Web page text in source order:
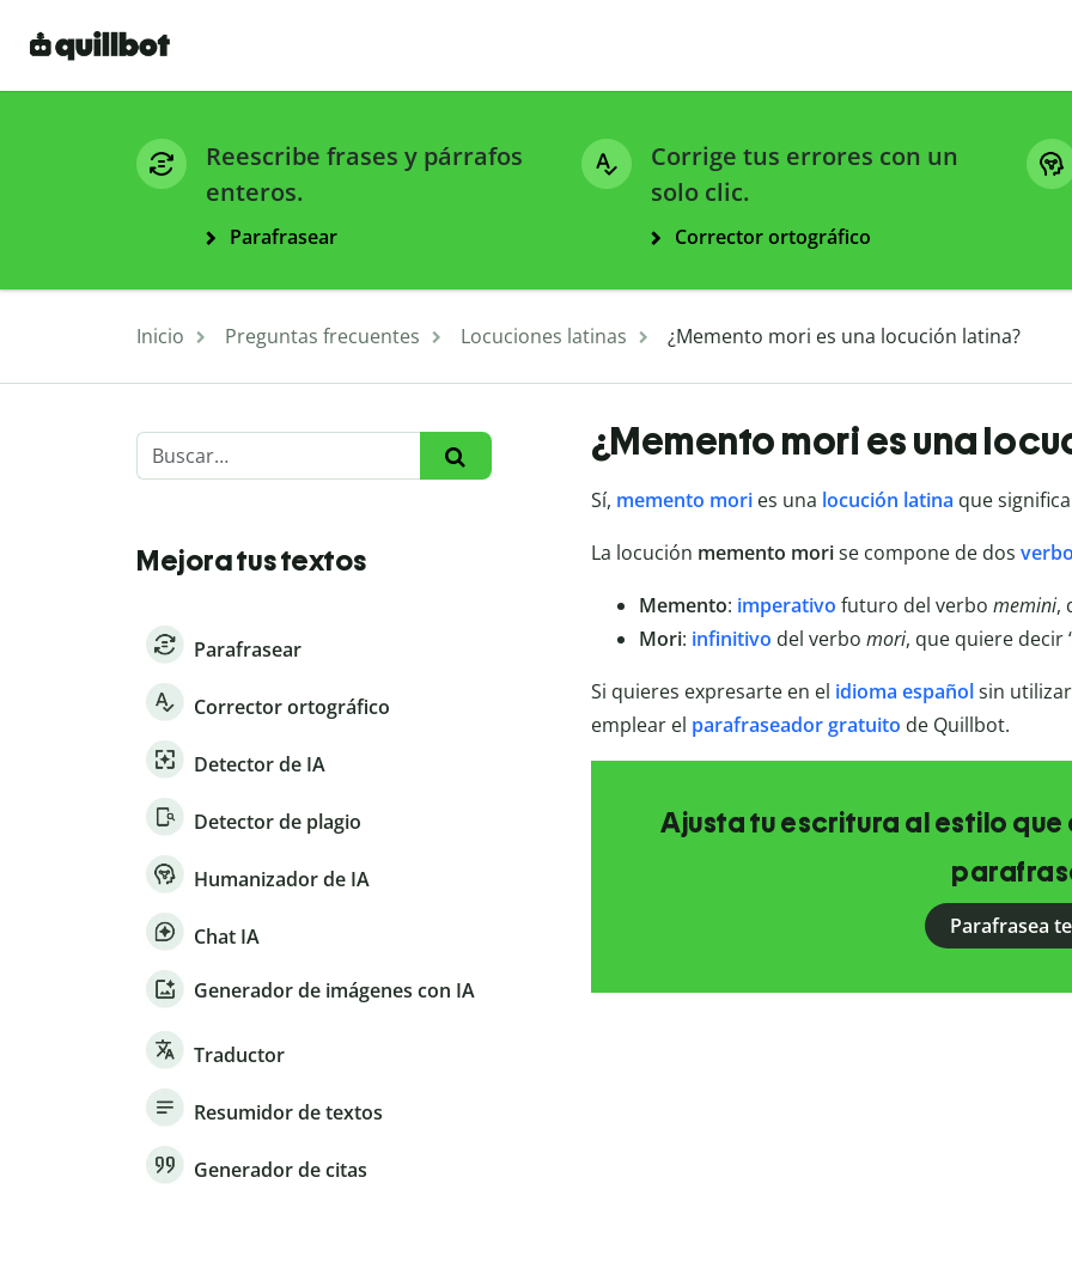
Reescribe frases y párrafos
enteros.
Parafrasear
Corrige tus errores con un
solo clic.
Corrector ortográfico
Inicio Preguntas frecuentes Locuciones latinas ¿Memento mori es una locución latina?
Mejora tus textos
Parafrasear
Corrector ortográfico
Detector de IA
Detector de plagio
Humanizador de IA
Chat IA
Generador de imágenes con IA
Traductor
Resumidor de textos
Generador de citas
¿Memento mori es una
Sí, memento mories una locución latina que
La locución memento morise compone de dos
Memento: imperativo futuro del verbo memini,
Mori: infinitivo del verbo mori, que quiere decir
Si quieres expresarte en el idioma españolsin
emplear el parafraseador gratuito de Quillbot.
Ajusta tu escritura al estilo
Parafrasea